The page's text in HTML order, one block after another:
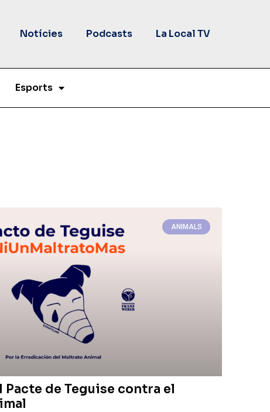
Notícies Podcasts La Local TV
Esports
ANIMALS
Pacte de Teguise contra el